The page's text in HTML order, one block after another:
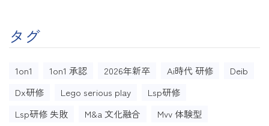
タグ
1on1 1on1 承認 2026年新卒 Ai時代 研修
Deib
Dx研修
Lego serious play
Lsp研修
Lsp研修 失敗
M&a 文化融合
Mvv 体験型